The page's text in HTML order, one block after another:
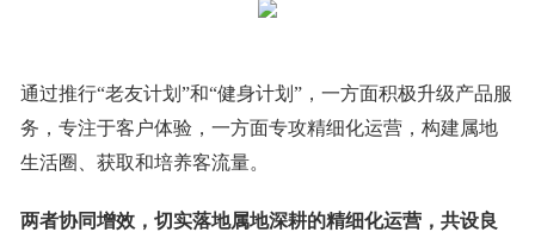
通过推行“老友计划”和“健身计划”，一方面积极升级产品服
务，专注于客户体验，一方面专攻精细化运营，构建属地
生活圈、获取和培养客流量。
两者协同增效，切实落地属地深耕的精细化运营，共设良